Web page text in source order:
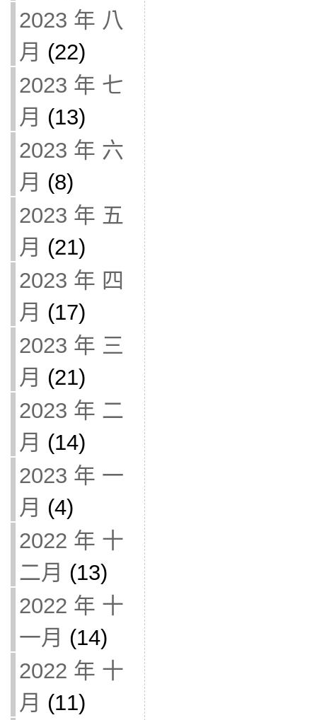
2023 年 八
月 (22)
2023 年 七
月 (13)
2023 年 六
月 (8)
2023 年 五
月 (21)
2023 年 四
月 (17)
2023 年 三
月 (21)
2023 年 二
月 (14)
2023 年 一
月 (4)
2022 年 十
二月 (13)
2022 年 十
一月 (14)
2022 年 十
月 (11)